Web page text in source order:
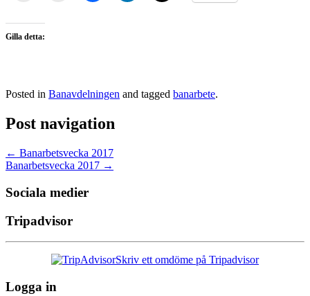
Gilla detta:
Posted in Banavdelningen and tagged banarbete.
Post navigation
← Banarbetsvecka 2017
Banarbetsvecka 2017 →
Sociala medier
Tripadvisor
Skriv ett omdöme på Tripadvisor
Logga in